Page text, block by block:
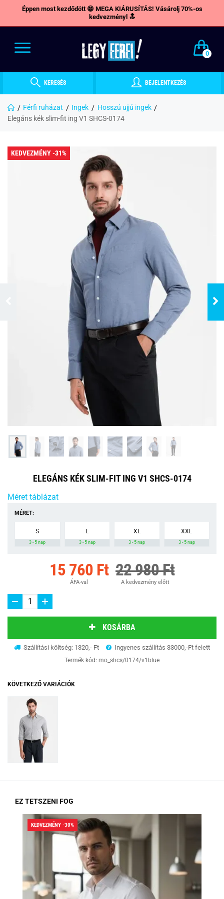
Éppen most kezdődött 😁 MEGA KIÁRUSÍTÁS! Vásárolj 70%-os
kedvezményl 🔝
0
KERESÉS BEJELENTKEZÉS
Férfi ruházat Ingek
Hosszú ujjú ingek
Elegáns kék slim-fit ing V1 SHCS-0174
KEDVEZMÉNY -31%
ELEGÁNS KÉK SLIM-FIT ING V1 SHCS-0174
Méret táblázat
MÉRET:
S
3 - 5 nap
L
3 - 5 nap
XL
3 - 5 nap
XXL
3 - 5 nap
15 760 Ft
ÁFA-val
22 980 Ft
A kedvezmény előtt
KOSÁRBA
Szállítási költség: 1320,- Ft Ingyenes szállítás 33000,-Ft felett
Termék kód: mo_shcs/0174/v1blue
KÖVETKEZŐ VARIÁCIÓK
EZ TETSZENI FOG
KEDVEZMÉNY -30%